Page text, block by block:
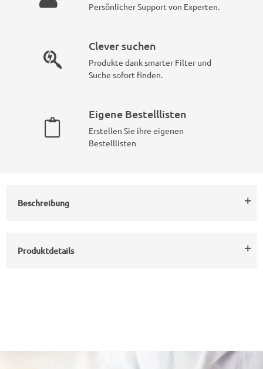
Persönlicher Support von Experten.
Clever suchen
Produkte dank smarter Filter und
Suche sofort finden.
Eigene Bestelllisten
Erstellen Sie ihre eigenen
Bestelllisten
Beschreibung
Produktdetails